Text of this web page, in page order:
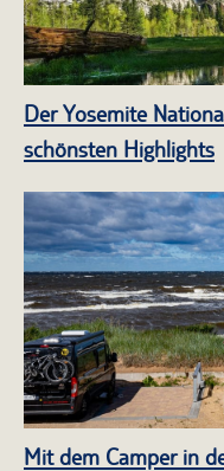
Der Yosemite
schönsten Highlights
Mit dem Camper in